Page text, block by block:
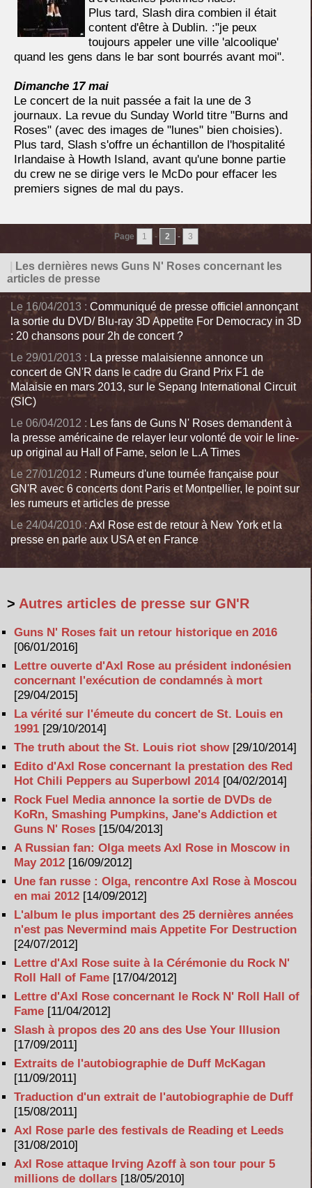
Plus tard, Slash dira combien il était
content d'être à Dublin. :"je peux
toujours appeler une ville 'alcoolique'
quand les gens dans le bar sont bourrés avant moi".
Dimanche 17 mai
Le concert de la nuit passée a fait la une de 3
journaux. La revue du Sunday World titre "Burns and
Roses" (avec des images de "lunes" bien choisies).
Plus tard, Slash s'offre un échantillon de l'hospitalité
Irlandaise à Howth Island, avant qu'une bonne partie
du crew ne se dirige vers le McDo pour effacer les
premiers signes de mal du pays.
Page 1 - 2 - 3
Les dernières news Guns N' Roses concernant les
articles de presse
Le 16/04/2013 : Communiqué de presse officiel annonçant
la sortie du DVD/ Blu-ray 3D Appetite For Democracy in 3D
: 20 chansons pour 2h de concert ?
Le 29/01/2013 : La presse malaisienne annonce un
concert de GN'R dans le cadre du Grand Prix F1 de
Malaisie en mars 2013, sur le Sepang International Circuit
(SIC)
Le 06/04/2012 : Les fans de Guns N' Roses demandent à
la presse américaine de relayer leur volonté de voir le line-
up original au Hall of Fame, selon le L.A Times
Le 27/01/2012 : Rumeurs d'une tournée française pour
GN'R avec 6 concerts dont Paris et Montpellier, le point sur
les rumeurs et articles de presse
Le 24/04/2010 : Axl Rose est de retour à New York et la
presse en parle aux USA et en France
> Autres articles de presse sur GN'R
Guns N' Roses fait un retour historique en 2016
[06/01/2016]
Lettre ouverte d'Axl Rose au président indonésien
concernant l'exécution de condamnés à mort
[29/04/2015]
La vérité sur l'émeute du concert de St. Louis en
1991 [29/10/2014]
The truth about the St. Louis riot show [29/10/2014]
Edito d'Axl Rose concernant la prestation des Red
Hot Chili Peppers au Superbowl 2014[04/02/2014]
Rock Fuel Media annonce la sortie de DVDs de
KoRn, Smashing Pumpkins, Jane's Addiction et
Guns N' Roses [15/04/2013]
A Russian fan: Olga meets Axl Rose in Moscow in
May 2012 [16/09/2012]
Une fan russe : Olga, rencontre Axl Rose à Moscou
en mai 2012 [14/09/2012]
L'album le plus important des 25 dernières années
n'est pas Nevermind mais Appetite For Destruction
[24/07/2012]
Lettre d'Axl Rose suite à la Cérémonie du Rock N'
Roll Hall of Fame [17/04/2012]
Lettre d'Axl Rose concernant le Rock N' Roll Hall of
Fame [11/04/2012]
Slash à propos des 20 ans des Use Your Illusion
[17/09/2011]
Extraits de l'autobiographie de Duff McKagan
[11/09/2011]
Traduction d'un extrait de l'autobiographie de Duff
[15/08/2011]
Axl Rose parle des festivals de Reading et Leeds
[31/08/2010]
Axl Rose attaque Irving Azoff à son tour pour 5
millions de dollars [18/05/2010]